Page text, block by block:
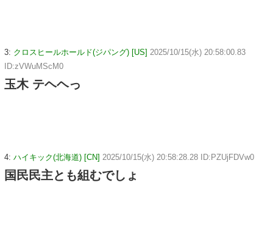
3: クロスヒールホールド(ジパング) [US] 2025/10/15(水) 20:58:00.83
ID:zVWuMScM0
玉木 テヘヘっ
4: ハイキック(北海道) [CN] 2025/10/15(水) 20:58:28.28 ID:PZUjFDVw0
国民民主とも組むでしょ